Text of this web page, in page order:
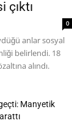
çıktı
0
anlar sosyal
belirlendi. 18
alındı.
Manyetik